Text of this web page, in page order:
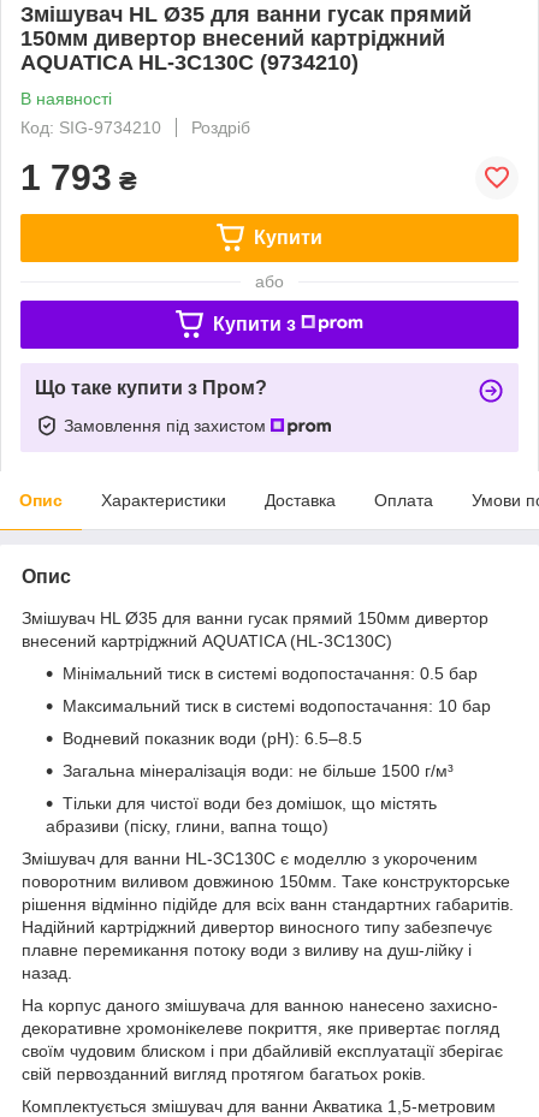
Змішувач HL Ø35 для ванни гусак прямий
150мм дивертор внесений картріджний
AQUATICA HL-3C130C (9734210)
В наявності
Код: SIG-9734210
Роздріб
1 793 ₴
Купити
або
Купити з
Що таке купити з Пром?
Замовлення під захистом
Опис Характеристики Доставка Оплата Умови
Опис
Змішувач HL Ø35 для ванни гусак прямий 150мм дивертор
внесений картріджний AQUATICA (HL-3C130C)
Мінімальний тиск в системі водопостачання: 0.5 бар
Максимальний тиск в системі водопостачання: 10 бар
Водневий показник води (pH): 6.5–8.5
Загальна мінералізація води: не більше 1500 г/м³
Тільки для чистої води без домішок, що містять
абразиви (піску, глини, вапна тощо)
Змішувач для ванни HL-3C130C є моделлю з укороченим
поворотним виливом довжиною 150мм. Таке конструкторське
рішення відмінно підійде для всіх ванн стандартних габаритів.
Надійний картріджний дивертор виносного типу забезпечує
плавне перемикання потоку води з виливу на душ-лійку і
назад.
На корпус даного змішувача для ванною нанесено захисно-
декоративне хромонікелеве покриття, яке привертає погляд
своїм чудовим блиском і при дбайливій експлуатації зберігає
свій первозданний вигляд протягом багатьох років.
Комплектується змішувач для ванни Акватика 1,5-метровим